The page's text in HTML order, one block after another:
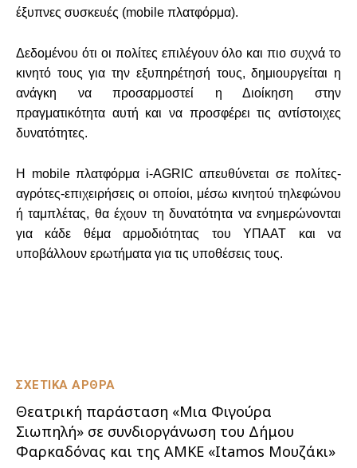
ΣΧΕΤΙΚΑ ΑΡΘΡΑ
Θεατρική παράσταση «Μια Φιγούρα
Σιωπηλή» σε συνδιοργάνωση του Δήμου
Φαρκαδόνας και της ΑΜΚΕ «Itamos Μουζάκι»
έξυπνες συσκευές (mobile πλατφόρμα).
Δεδομένου ότι οι πολίτες επιλέγουν όλο και πιο συχνά το
κινητό τους για την εξυπηρέτησή τους, δημιουργείται η
ανάγκη να προσαρμοστεί η Διοίκηση στην
πραγματικότητα αυτή και να προσφέρει τις αντίστοιχες
δυνατότητες.
Η mobile πλατφόρμα i-AGRIC απευθύνεται σε πολίτες-
αγρότες-επιχειρήσεις οι οποίοι, μέσω κινητού τηλεφώνου
ή ταμπλέτας, θα έχουν τη δυνατότητα να ενημερώνονται
για κάδε θέμα αρμοδιότητας του ΥΠΑΑΤ και να
υποβάλλουν ερωτήματα για τις υποθέσεις τους.